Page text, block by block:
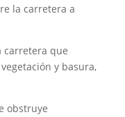
la carretera a
carretera que
y basura,
obstruye